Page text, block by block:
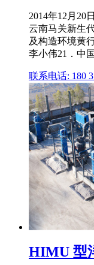
2014年12月20
云南马关新生
及构造环境黄
李小伟21．中
联系电话: 180
HIMU 型